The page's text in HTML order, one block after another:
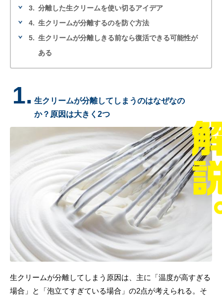
3. 分離した生クリームを使い切るアイデア
4. 生クリームが分離するのを防ぐ方法
5. 生クリームが分離しきる前なら復活できる可能性が
ある
1. 生クリームが分離してしまうのはなぜなの
か？原因は大きく2つ
生クリームが分離してしまう原因は、主に「温度が高すぎる
場合」と「泡立てすぎている場合」の2点が考えられる。そ